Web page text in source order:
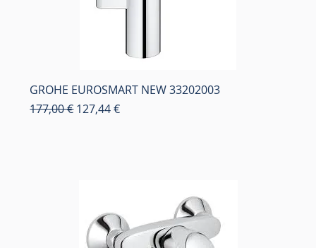
GROHE EUROSMART NEW 33202003
Κανονική τιμή
177,00 € Τιμή Έκπτωσης
127,44 €